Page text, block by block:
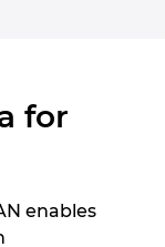
for
enables